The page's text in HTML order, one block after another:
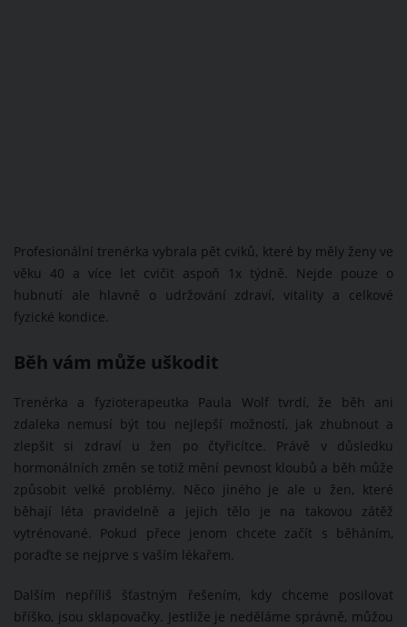
Profesionální trenérka vybrala pět cviků, které by měly ženy ve
věku 40 a více let cvičit aspoň 1x týdně. Nejde pouze o
hubnutí ale hlavně o udržování zdraví, vitality a celkové
fyzické kondice.
Běh vám může uškodit
Trenérka a fyzioterapeutka Paula Wolf tvrdí, že běh ani
zdaleka nemusí být tou nejlepší možností, jak zhubnout a
zlepšit si zdraví u žen po čtyřicítce. Právě v důsledku
hormonálních změn se totiž mění pevnost kloubů a běh může
způsobit velké problémy. Něco jiného je ale u žen, které
běhají léta pravidelně a jejich tělo je na takovou zátěž
vytrénované. Pokud přece jenom chcete začít s běháním,
poraďte se nejprve s vaším lékařem.
Dalším nepříliš šťastným řešením, kdy chceme posilovat
bříško, jsou sklapovačky. Jestliže je neděláme správně, můžou